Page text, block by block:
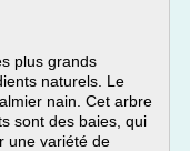
plus grands
naturels. Le
nain. Cet arbre
sont des baies, qui
une variété de